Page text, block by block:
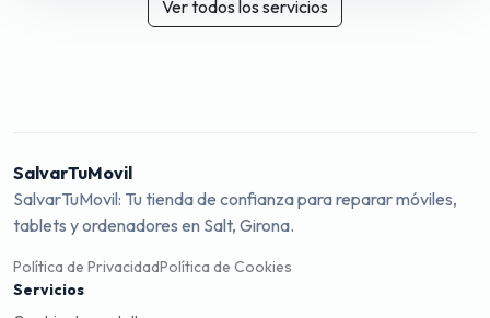
Ver todos los servicios
SalvarTuMovil
SalvarTuMovil: Tu tienda de confianza para reparar móviles,
tablets y ordenadores en Salt, Girona.
Política de PrivacidadPolítica de Cookies
Servicios